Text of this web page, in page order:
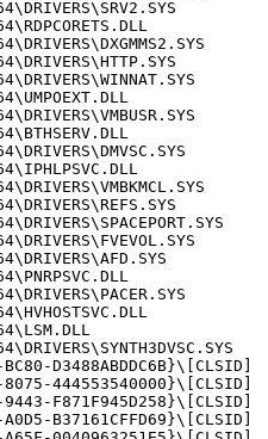
D3488ABDDC6B}\[CLSID]
444553540000}\[CLSID]
F871F945D258}\[CLSID]
B37161CFFD69}\[CLSID]